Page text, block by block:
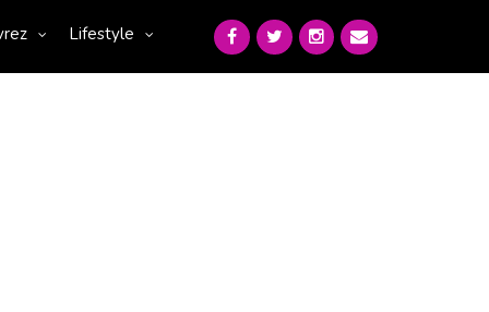
Lifestyle